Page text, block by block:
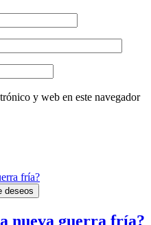
y web en este navegador
deseos
nueva guerra fría?